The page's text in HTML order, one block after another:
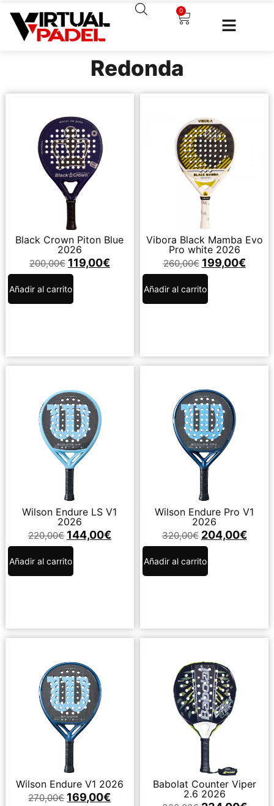
0
Redonda
Black Crown Piton Blue
2026
200,00€ 119,00€
Añadir al carrito
Vibora Black Mamba Evo
Pro white 2026
260,00€ 199,00€
Añadir al carrito
Wilson Endure LS V1
2026
220,00€ 144,00€
Añadir al carrito
Wilson Endure Pro V1
2026
320,00€ 204,00€
Añadir al carrito
Wilson Endure V1 2026
270,00€ 169,00€
Babolat Counter Viper
2.6 2026